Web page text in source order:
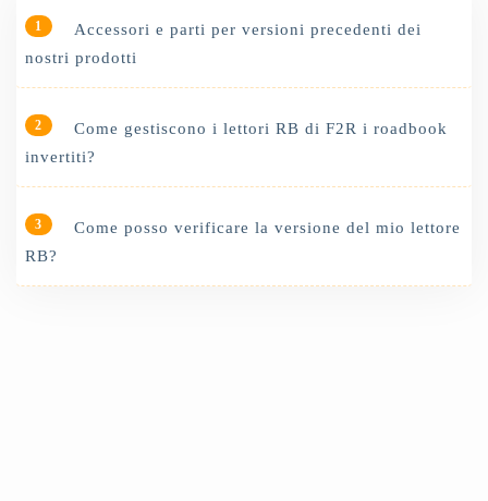
1
Accessori e parti per versioni precedenti dei
nostri prodotti
2
Come gestiscono i lettori RB di F2R i roadbook
invertiti?
3
Come posso verificare la versione del mio lettore
RB?